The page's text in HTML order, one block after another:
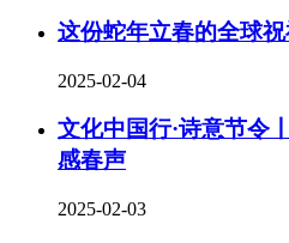
这份蛇年立春的全球祝
2025-02-04
文化中国行·诗意节令
感春声
2025-02-03